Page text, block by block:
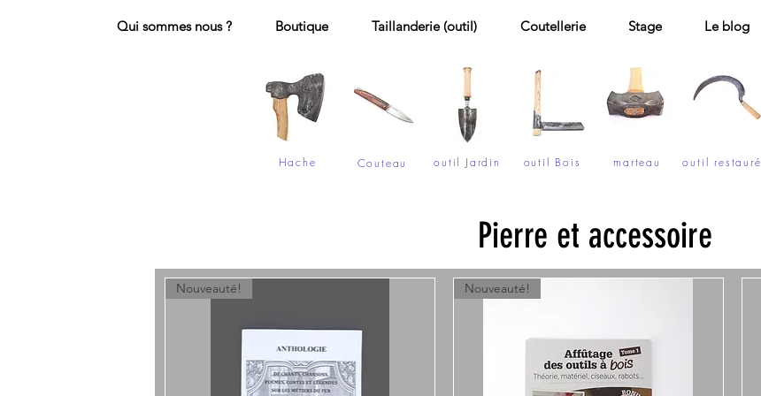
Qui sommes nous ? Boutique Taillanderie (outil) Coutellerie Stage Le blog
Hache Couteau outil Jardin outil Bois marteau outil restauré
Pierre et accessoire
Nouveauté! Nouveauté!